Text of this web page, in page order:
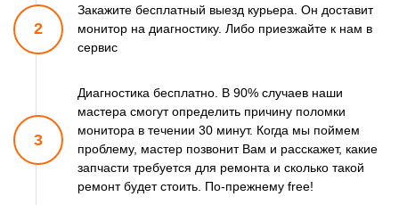
2
Закажите бесплатный выезд курьера. Он доставит
монитор на диагностику. Либо приезжайте к нам в
сервис
3
Диагностика бесплатно. В 90% случаев наши
мастера смогутопределить причину поломки
монитора в течении 30 минут. Когда мы поймем
проблему, мастер позвонит Вам и расскажет, какие
запчасти требуется для ремонта и сколько такой
ремонтбудет стоить. По-прежнему free!